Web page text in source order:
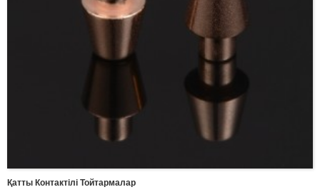
Қатты Контактілі Тойтармалар